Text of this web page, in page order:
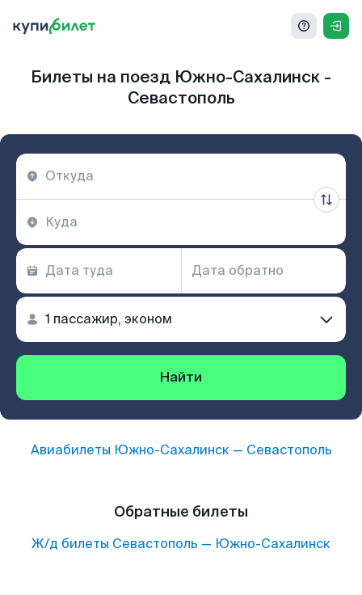
Билеты на поезд Южно-Сахалинск -
Севастополь
Найти
Авиабилеты Южно-Сахалинск— Севастополь
Обратные билеты
Ж/д билеты Севастополь — Южно-Сахалинск